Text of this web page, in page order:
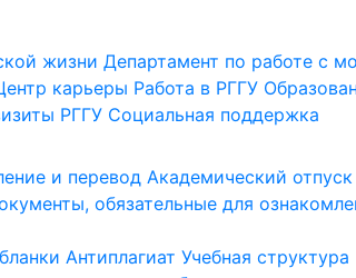
жизни Департамент по работе с
карьеры Работа в РГГУ
РГГУ Социальная поддержка
и перевод Академический отпуск
обязательные для
Антиплагиат Учебная структура